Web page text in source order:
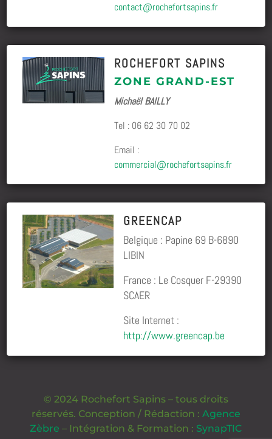
contact@rochefortsapins.fr
ROCHEFORT SAPINS
ZONE GRAND-EST
Michaël BAILLY
Tel : 06 62 30 70 02
Email :
commercial@rochefortsapins.fr
GREENCAP
Belgique : Papine 69 B-6890
LIBIN
France : Le Cosquer F-29390
SCAER
Site Internet :
http://www.greencap.be
© 2024 Rochefort Sapins – tous droits
réservés. Conception / Rédaction : Agence
Zèbre – Intégration & Formation : SynapTIC